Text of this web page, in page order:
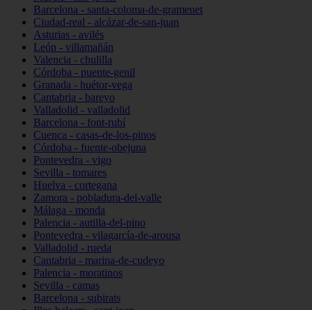
Barcelona - santa-coloma-de-gramenet
Ciudad-real - alcázar-de-san-juan
Asturias - avilés
León - villamañán
Valencia - chulilla
Córdoba - puente-genil
Granada - huétor-vega
Cantabria - bareyo
Valladolid - valladolid
Barcelona - font-rubí
Cuenca - casas-de-los-pinos
Córdoba - fuente-obejuna
Pontevedra - vigo
Sevilla - tomares
Huelva - cortegana
Zamora - pobladura-del-valle
Málaga - monda
Palencia - autilla-del-pino
Pontevedra - vilagarcía-de-arousa
Valladolid - rueda
Cantabria - marina-de-cudeyo
Palencia - moratinos
Sevilla - camas
Barcelona - subirats